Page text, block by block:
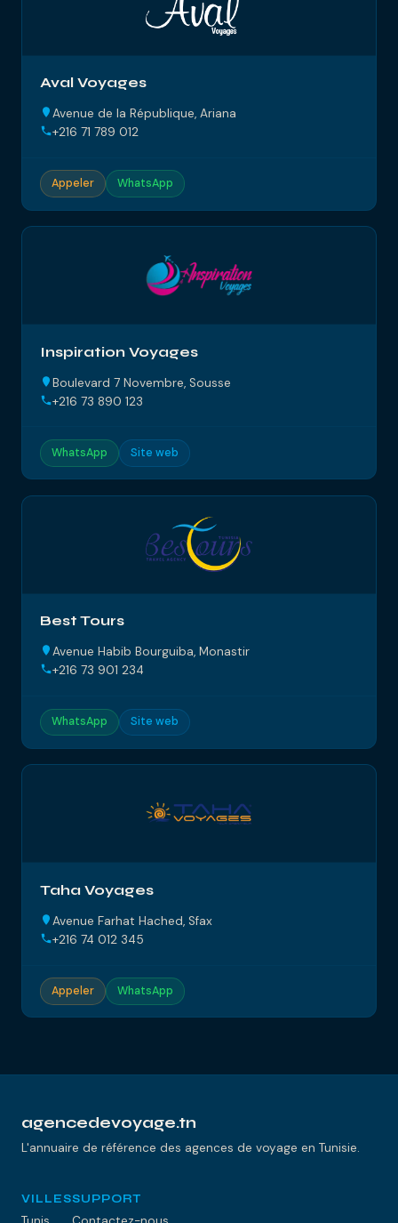
Aval Voyages
Avenue de la République, Ariana
+216 71 789 012
Appeler WhatsApp
Inspiration Voyages
Boulevard 7 Novembre, Sousse
+216 73 890 123
WhatsApp Site web
Best Tours
Avenue Habib Bourguiba, Monastir
+216 73 901 234
WhatsApp Site web
Taha Voyages
Avenue Farhat Hached, Sfax
+216 74 012 345
Appeler WhatsApp
agencedevoyage.tn
L'annuaire de référence des agences de voyage en Tunisie.
VILLESSUPPORT